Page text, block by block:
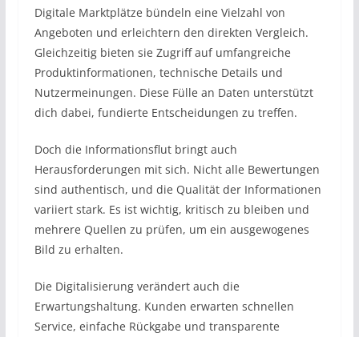
Digitale Marktplätze bündeln eine Vielzahl von
Angeboten und erleichtern den direkten Vergleich.
Gleichzeitig bieten sie Zugriff auf umfangreiche
Produktinformationen, technische Details und
Nutzermeinungen. Diese Fülle an Daten unterstützt
dich dabei, fundierte Entscheidungen zu treffen.
Doch die Informationsflut bringt auch
Herausforderungen mit sich. Nicht alle Bewertungen
sind authentisch, und die Qualität der Informationen
variiert stark. Es ist wichtig, kritisch zu bleiben und
mehrere Quellen zu prüfen, um ein ausgewogenes
Bild zu erhalten.
Die Digitalisierung verändert auch die
Erwartungshaltung. Kunden erwarten schnellen
Service, einfache Rückgabe und transparente